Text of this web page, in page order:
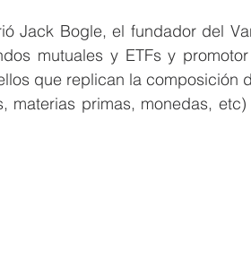
Jack Bogle, el fundador del
mutuales y ETFs y
que replican la composición
materias primas, monedas,